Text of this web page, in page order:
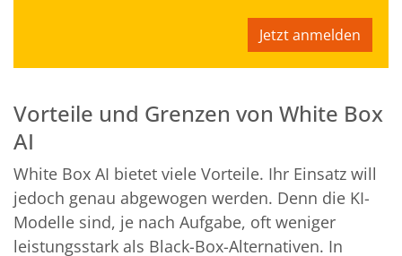
Jetzt anmelden
Vorteile und Grenzen von White Box
AI
White Box AI bietet viele Vorteile. Ihr Einsatz will
jedoch genau abgewogen werden. Denn die KI-
Modelle sind, je nach Aufgabe, oft weniger
leistungsstark als Black-Box-Alternativen. In